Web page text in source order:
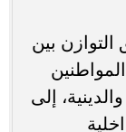
بين
إلى